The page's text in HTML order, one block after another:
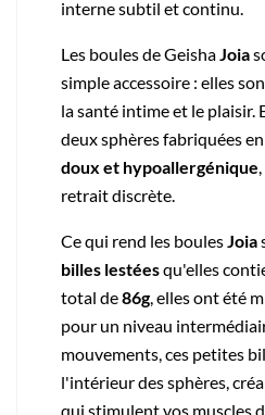
interne subtil et continu.
Les boules de Geisha Joia
simple accessoire : elles
la santé intime et le plaisir.
deux sphères fabriquées en
doux et hypoallergénique
retrait discrète.
Ce qui rend les boules Joia
billes lestéesqu'elles
total de86g, elles ont été
pour un niveau
mouvements, ces petites
l'intérieur des sphères,
qui stimulent vos muscles